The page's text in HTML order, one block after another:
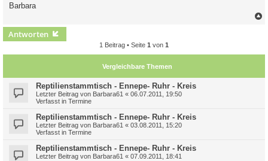
Barbara
b
Antworten
1 Beitrag • Seite 1 von 1
Vergleichbare Themen
Reptilienstammtisch - Ennepe- Ruhr - Kreis
Letzter Beitrag von Barbara61 « 06.07.2011, 19:50
Verfasst in Termine
Reptilienstammtisch - Ennepe- Ruhr - Kreis
Letzter Beitrag von Barbara61 « 03.08.2011, 15:20
Verfasst in Termine
Reptilienstammtisch - Ennepe- Ruhr - Kreis
Letzter Beitrag von Barbara61 « 07.09.2011, 18:41